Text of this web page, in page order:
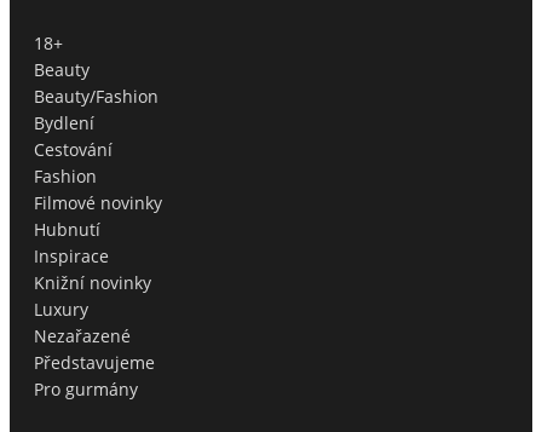
18+
Beauty
Beauty/Fashion
Bydlení
Cestování
Fashion
Filmové novinky
Hubnutí
Inspirace
Knižní novinky
Luxury
Nezařazené
Představujeme
Pro gurmány